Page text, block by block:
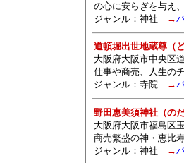
の心に安らぎを与え
ジャンル： 神社 →
道頓堀出世地蔵尊（
大阪府大阪市中央区
仕事や商売、人生の
ジャンル： 寺院→
野田恵美須神社（の
大阪府大阪市福島区
商売繁盛の神・恵比
ジャンル： 神社 →